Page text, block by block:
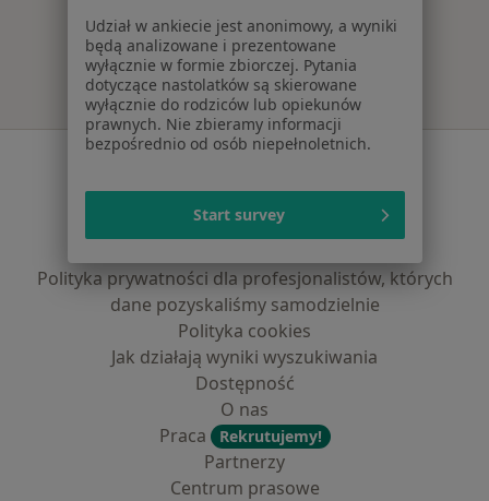
Polityka prywatności pacjentów
Polityka prywatności dla profesjonalistów, których
dane pozyskaliśmy samodzielnie
Polityka cookies
Jak działają wyniki wyszukiwania
Dostępność
O nas
Praca
Rekrutujemy!
Partnerzy
Centrum prasowe
Udział w ankiecie jest anonimowy, a wyniki
będą analizowane i prezentowane
wyłącznie w formie zbiorczej. Pytania
dotyczące nastolatków są skierowane
wyłącznie do rodziców lub opiekunów
prawnych. Nie zbieramy informacji
bezpośrednio od osób niepełnoletnich.
Start survey